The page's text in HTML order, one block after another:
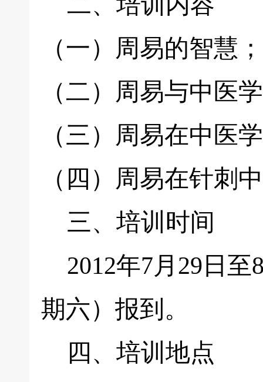
（一）周易的智慧；
（二）周易与中医
（三）周易在中医
（四）周易在针刺
三、培训时间
2012年7月29日至
期六）报到。
四、培训地点